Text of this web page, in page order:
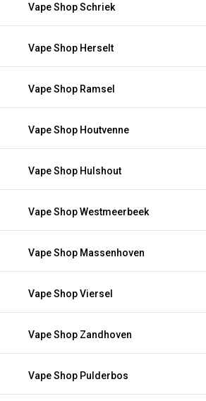
Vape Shop Schriek
Vape Shop Herselt
Vape Shop Ramsel
Vape Shop Houtvenne
Vape Shop Hulshout
Vape Shop Westmeerbeek
Vape Shop Massenhoven
Vape Shop Viersel
Vape Shop Zandhoven
Vape Shop Pulderbos